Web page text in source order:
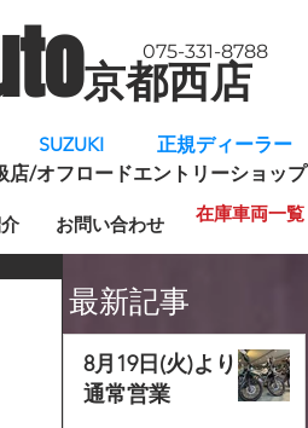
京都西店
075-331-8788
SUZUKI 正規ディーラー
店/オフロードエントリーショップ
お問い合わせ 在庫車両一覧
最新記事
8月19日(火)より
通常営業